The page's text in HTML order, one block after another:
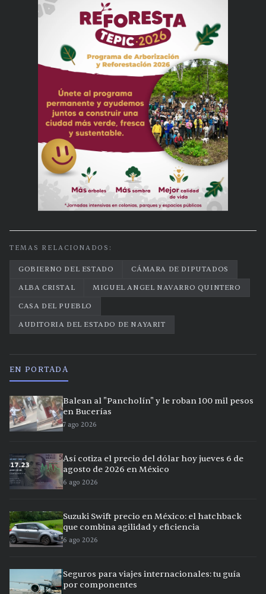
TEMAS RELACIONADOS:
GOBIERNO DEL ESTADO
CÁMARA DE DIPUTADOS
ALBA CRISTAL
MIGUEL ANGEL NAVARRO QUINTERO
CASA DEL PUEBLO
AUDITORIA DEL ESTADO DE NAYARIT
EN PORTADA
Balean al "Pancholín" y le roban 100 mil pesos
en Bucerías
7 ago 2026
Así cotiza el precio del dólar hoy jueves 6 de
agosto de 2026 en México
6 ago 2026
Suzuki Swift precio en México: el hatchback
que combina agilidad y eficiencia
6 ago 2026
Seguros para viajes internacionales: tu guía
por componentes